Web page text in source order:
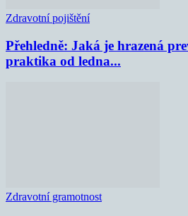
Zdravotní pojištění
Přehledně: Jaká je hrazená
praktika od ledna...
Zdravotní gramotnost